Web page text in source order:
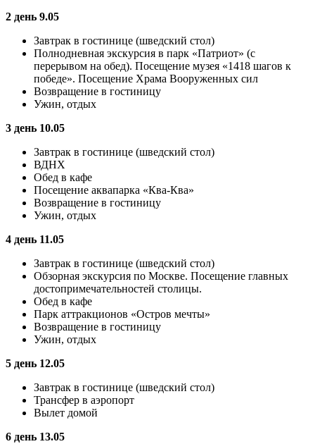
2 день 9.05
Завтрак в гостинице (шведский стол)
Полнодневная экскурсия в парк «Патриот» (с
перерывом на обед). Посещение музея «1418 шагов к
победе». Посещение Храма Вооруженных сил
Возвращение в гостиницу
Ужин, отдых
3 день 10.05
Завтрак в гостинице (шведский стол)
ВДНХ
Обед в кафе
Посещение аквапарка «Ква-Ква»
Возвращение в гостиницу
Ужин, отдых
4 день 11.05
Завтрак в гостинице (шведский стол)
Обзорная экскурсия по Москве. Посещение главных
достопримечательностей столицы.
Обед в кафе
Парк аттракционов «Остров мечты»
Возвращение в гостиницу
Ужин, отдых
5 день 12.05
Завтрак в гостинице (шведский стол)
Трансфер в аэропорт
Вылет домой
6 день 13.05